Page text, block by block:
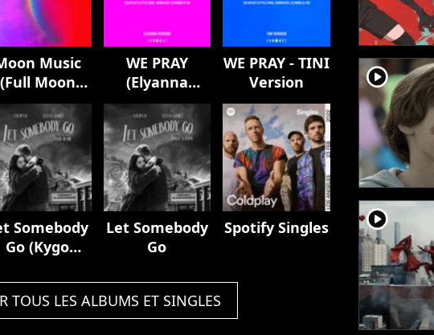
Music
(Full Moon
Edition)
WE PRAY
(Elyanna
Version)
WE PRAY - TINI
Version
Somebody
Go (Kygo
Let Somebody
Go
Spotify Singles
TOUS LES ALBUMS ET SINGLES
player2
player2